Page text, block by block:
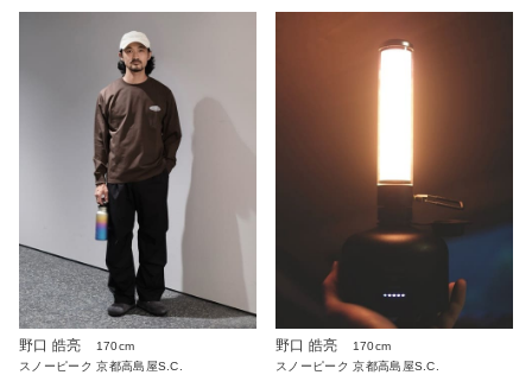
野口 皓亮
170cm
スノーピーク 京都高島屋S.C.
野口 皓亮
170cm
スノーピーク 京都高島屋S.C.